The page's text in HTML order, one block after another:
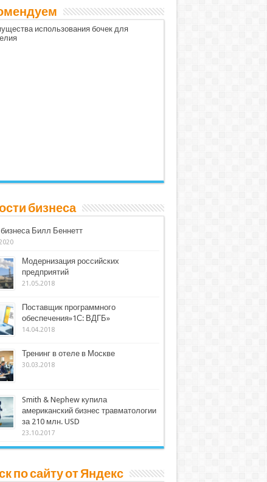
использования бочек для
бизнеса
Билл Беннетт
Модернизация российских
предприятий
21.05.2018
Поставщик программного
обеспечения»1С: ВДГБ»
14.04.2018
Тренинг в отеле в Москве
30.03.2018
Smith & Nephew купила
американский бизнес травматологии
за 210 млн. USD
23.10.2017
по сайту от Яндекс